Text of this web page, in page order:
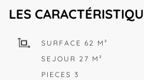
LES
SURFACE 62 M²
SEJOUR 27 M²
PIECES 3